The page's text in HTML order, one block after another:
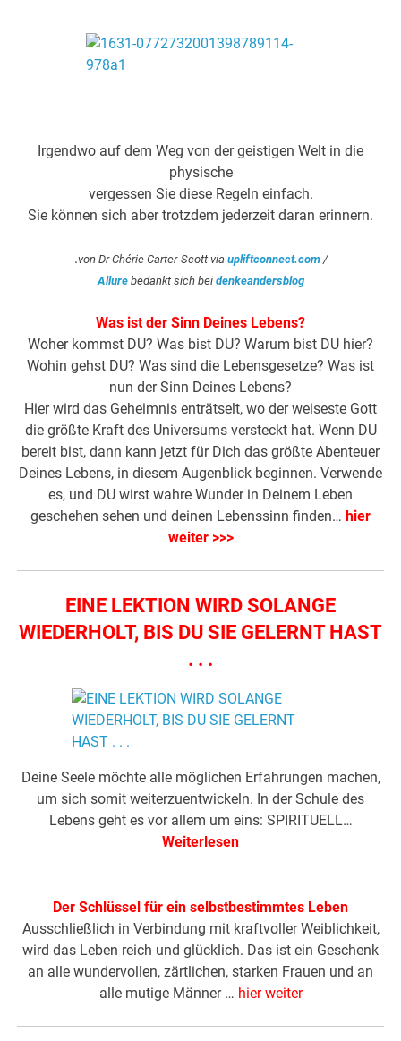
Irgendwo auf dem Weg von der geistigen Welt in die
physische
vergessen Sie diese Regeln einfach.
Sie können sich aber trotzdem jederzeit daran erinnern.
.von Dr Chérie Carter-Scott via upliftconnect.com/
Allurebedankt sich bei denkeandersblog
Was ist der Sinn Deines Lebens?
Woher kommst DU? Was bist DU? Warum bist DU hier?
Wohin gehst DU? Was sind die Lebensgesetze? Was ist
nun der Sinn Deines Lebens?
Hier wird das Geheimnis enträtselt, wo der weiseste Gott
die größte Kraft des Universums versteckt hat. Wenn DU
bereit bist, dann kann jetzt für Dich das größte Abenteuer
Deines Lebens, in diesem Augenblick beginnen. Verwende
es, und DU wirst wahre Wunder in Deinem Leben
geschehen sehen und deinen Lebenssinn finden… hier
weiter >>>
EINE LEKTION WIRD SOLANGE
WIEDERHOLT, BIS DU SIE GELERNT HAST
. . .
Deine Seele möchte alle möglichen Erfahrungen machen,
um sich somit weiterzuentwickeln. In der Schule des
Lebens geht es vor allem um eins: SPIRITUELL…
Weiterlesen
Der Schlüssel für ein selbstbestimmtes Leben
Ausschließlich in Verbindung mit kraftvoller Weiblichkeit,
wird das Leben reich und glücklich. Das ist ein Geschenk
an alle wundervollen, zärtlichen, starken Frauen und an
alle mutige Männer … hier weiter